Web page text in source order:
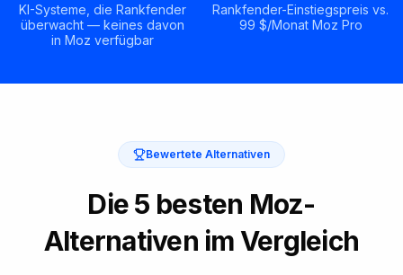
KI-Systeme, die Rankfender
überwacht — keines davon
in Moz verfügbar
Rankfender-Einstiegspreis vs.
99 $/Monat Moz Pro
Bewertete Alternativen
Die 5 besten Moz-
Alternativen im Vergleich